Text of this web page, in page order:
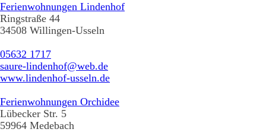
Ferienwohnungen Lindenhof
Ringstraße 44
34508 Willingen-Usseln
05632 1717
saure-lindenhof@web.de
www.lindenhof-usseln.de
Ferienwohnungen Orchidee
Lübecker Str. 5
59964 Medebach